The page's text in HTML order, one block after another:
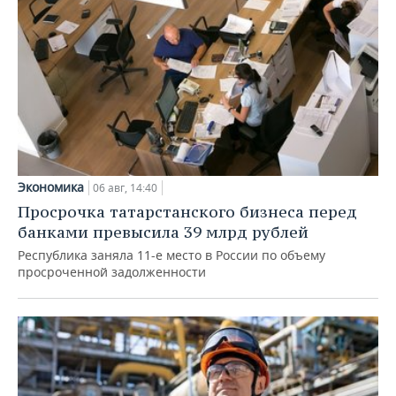
Экономика 06 авг, 14:40
Просрочка татарстанского бизнеса перед
банками превысила 39 млрд рублей
Республика заняла 11-е место в России по объему
просроченной задолженности